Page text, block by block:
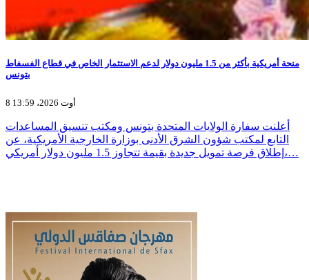
منحة أمريكية بأكثر من 1.5 مليون دولار لدعم الاستثمار الخاص في قطاع الفسفاط
بتونس
8 أوت 2026، 13:59
أعلنت سفارة الولايات المتحدة بتونس ومكتب تنسيق المساعدات
التابع لمكتب شؤون الشرق الأدنى بوزارة الخارجية الأمريكية، عن
إطلاق فرصة تمويل جديدة بقيمة تتجاوز 1.5 مليون دولار أمريكي،…